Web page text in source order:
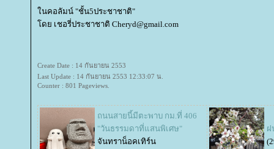
นคอลัมน์ "ชั้น5ประชาชาติ"
ดย เชอรี่ประชาชาติ Cheryd@gmail.com
Create Date : 14 กันยายน 2553
Last Update : 14 กันยายน 2553 12:33:07 น.
Counter : 801 Pageviews.
ถนนสายนี้มีตะพาบ กม.ที่ 406
"วันธรรมดาที่แสนพิเศษ"
จันทราน็อคเทิร์น
ฝ